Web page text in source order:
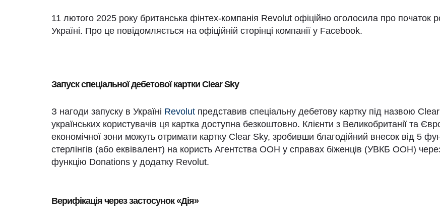
11 лютого 2025 року британська фінтех-компанія Revolut офіційно оголосила про початок
Україні. Про це повідомляється на офіційній сторінці компанії у Facebook.
Запуск спеціальної дебетової картки Clear Sky
З нагоди запуску в Україні Revolut представив спеціальну дебетову картку під назвою
українських користувачів ця картка доступна безкоштовно. Клієнти з Великобританії та
економічної зони можуть отримати картку Clear Sky, зробивши благодійний внесок від 5
стерлінгів (або еквівалент) на користь Агентства ООН у справах біженців (УВКБ ООН)
функцію Donations у додатку Revolut.
Верифікація через застосунок «Дія»